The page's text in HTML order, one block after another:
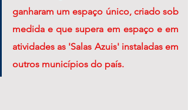
ganharam um espaço único, criado sob
medida e que supera em espaço e em
atividades as 'Salas Azuis' instaladas em
outros municípios do país.